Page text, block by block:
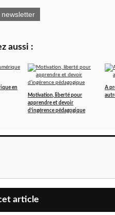
aussi :
en
Motivation, liberté pour
apprendre et devoir
d’ingérence pédagogique
A
article